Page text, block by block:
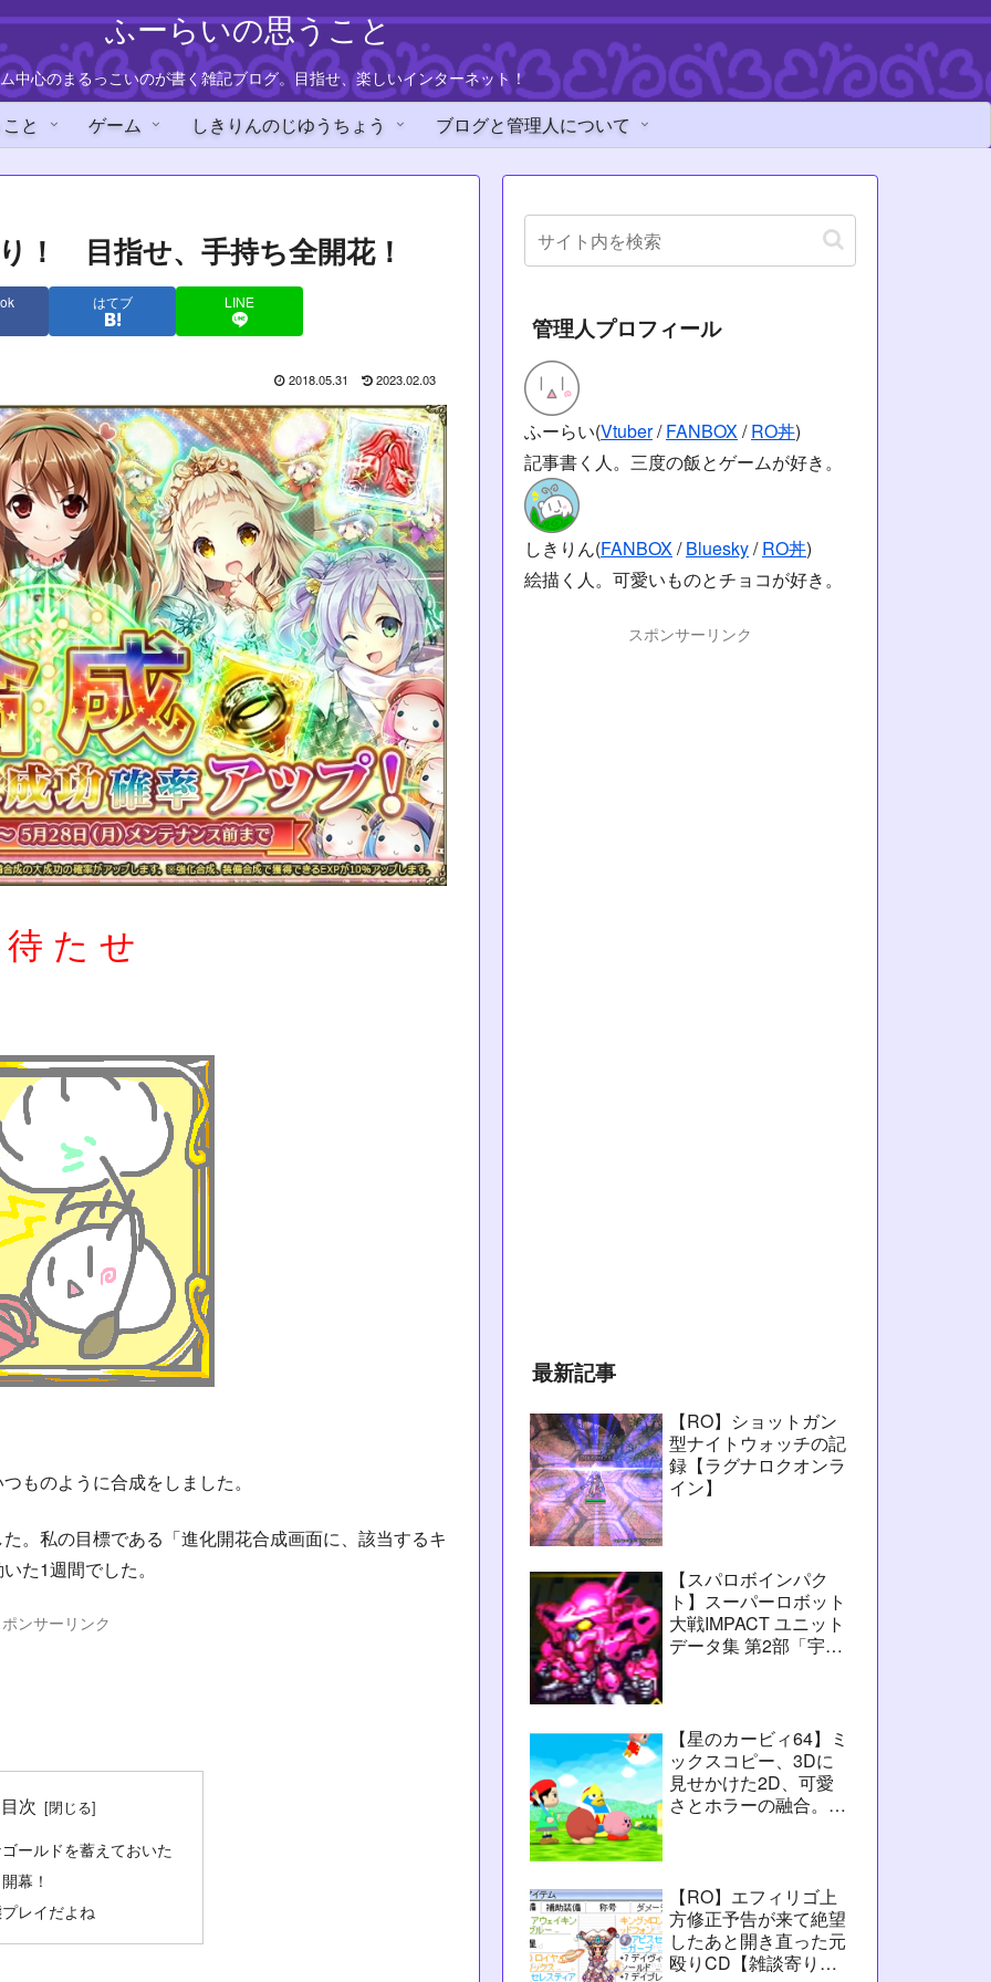
ふーらいの思うこと
中心のまるっこいのが書く雑記ブログ。目指せ、楽しいインターネット！
と ゲーム しきりんのじゆうちょう ブログと管理人について
！ 目指せ、手持ち全開花！
はてブ LINE
2018.05.31 2023.02.03
た せ
ものように合成をしました。
。私の目標である「進化開花合成画面に、該当するキ
た1週間でした。
ンサーリンク
目次
ールドを蓄えておいた
幕！
レイだよね
管理人プロフィール
ふーらい(Vtuber/FANBOX/RO丼)
記事書く人。三度の飯とゲームが好き。
しきりん(FANBOX/Bluesky/RO丼)
絵描く人。可愛いものとチョコが好き。
スポンサーリンク
最新記事
【RO】ショットガン
型ナイトウォッチの記
録【ラグナロクオンラ
イン】
【スパロボインパク
ト】スーパーロボット
大戦IMPACT ユニット
データ集 第2部「宇宙
【星のカービィ64】ミ
ックスコピー、3Dに
見せかけた2D、可愛
さとホラーの融合。数
【RO】エフィリゴ上
方修正予告が来て絶望
したあと開き直った元
殴りCD【雑談寄りの